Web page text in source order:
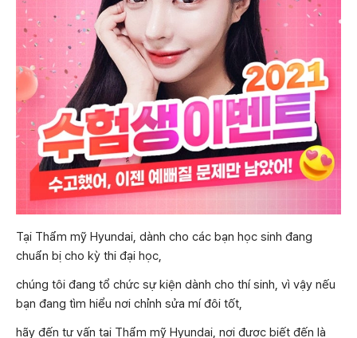
Tại Thẩm mỹ Hyundai, dành cho các bạn học sinh đang
chuẩn bị cho kỳ thi đại học,
chúng tôi đang tổ chức sự kiện dành cho thí sinh, vì vậy nếu
bạn đang tìm hiểu nơi chỉnh sửa mí đôi tốt,
hãy đến tư vấn tại Thẩm mỹ Hyundai, nơi được biết đến là